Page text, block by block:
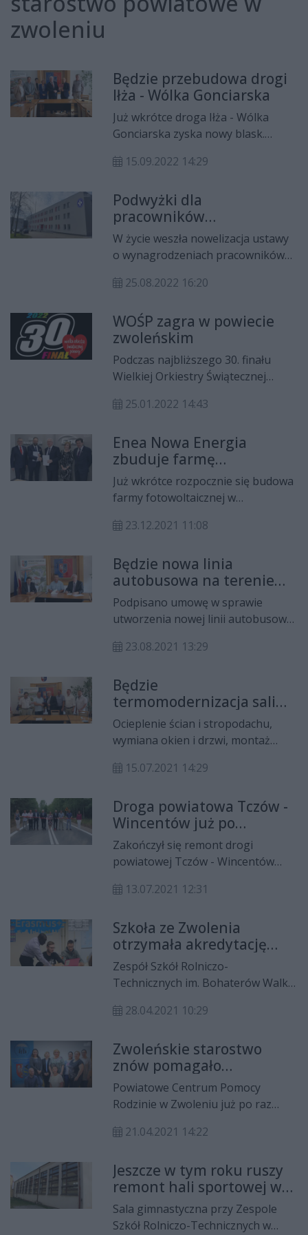
zwoleniu
Będzie przebudowa drogi
Iłża - Wólka Gonciarska
Już wkrótce droga Iłża - Wólka
Gonciarska zyska nowy blask.
podpisało umowę z wykonawcą,
przebudowę odcinka o długości 500
m.
15.09.2022 14:29
Podwyżki dla
pracowników
medycznych. Samorządy
będą musiały do nich
dołożyć
W życie weszła nowelizacja ustawy
o wynagrodzeniach pracowników
zarządzone odgórnie podwyżki
ponieważ twierdzą, że brakuje na
to dostatecznych środków z
Narodowego Funduszu Zdrowia.
25.08.2022 16:20
WOŚP zagra w powiecie
zwoleńskim
Podczas najbliższego 30. finału
Wielkiej Orkiestry Świątecznej
zwoleńskiego będzie kwestować 85
25.01.2022 14:43
Enea Nowa Energia
zbuduje farmę
fotowoltaiczną w gminie
Zwoleń
Już wkrótce rozpocznie się budowa
farmy fotowoltaicznej w
Zwoleń. Inwestorem będzie firma
23.12.2021 11:08
Będzie nowa linia
autobusowa na terenie
powiatu zwoleńskiego. To
trasa Zwoleń - Kopiec
Podpisano umowę w sprawie
utworzenia nowej linii autobusowej
ułatwić poruszanie się po terenie
mieszkańcom.
23.08.2021 13:29
Będzie
termomodernizacja sali
gimnastycznej w Zwoleniu
Ocieplenie ścian i stropodachu,
wymiana okien i drzwi, montaż
przebudowa chodników – to tylko
ramach zadania kompleksowej
termomodernizacji sali
gimnastycznej przy Zespole Szkół
Rolniczo-Technicznych w Zwoleniu.
15.07.2021 14:29
Droga powiatowa Tczów -
Wincentów już po
remoncie
Zakończył się remont drogi
powiatowej Tczów - Wincentów
miała zostać oddana do użytku w
po niej jeździć.
13.07.2021 12:31
Szkoła ze Zwolenia
otrzymała akredytację
Erasmus+
Zespół Szkół Rolniczo-
Technicznych im. Bohaterów Walki
w prestiżowym gronie 433
Polski, które otrzymały akredytację
na realizację projektów w
programie Erasmus+. Oznacza to,
że szkoła aż do 2027 roku będzie
regularnie otrzymywała unijne
środki finansowe na wyjazdy
zapewnienie im najwyższego
poziomu kształcenia zawodowego.
28.04.2021 10:29
Zwoleńskie starostwo
znów pomagało
niepełnosprawnym
Powiatowe Centrum Pomocy
Rodzinie w Zwoleniu już po raz
program „Aktywny Samorząd”.
zakresie w całości skierowane są na
potrzeby osób niepełnosprawnych.
21.04.2021 14:22
Jeszcze w tym roku ruszy
remont hali sportowej w
Zwoleniu
Sala gimnastyczna przy Zespole
Szkół Rolniczo-Technicznych w